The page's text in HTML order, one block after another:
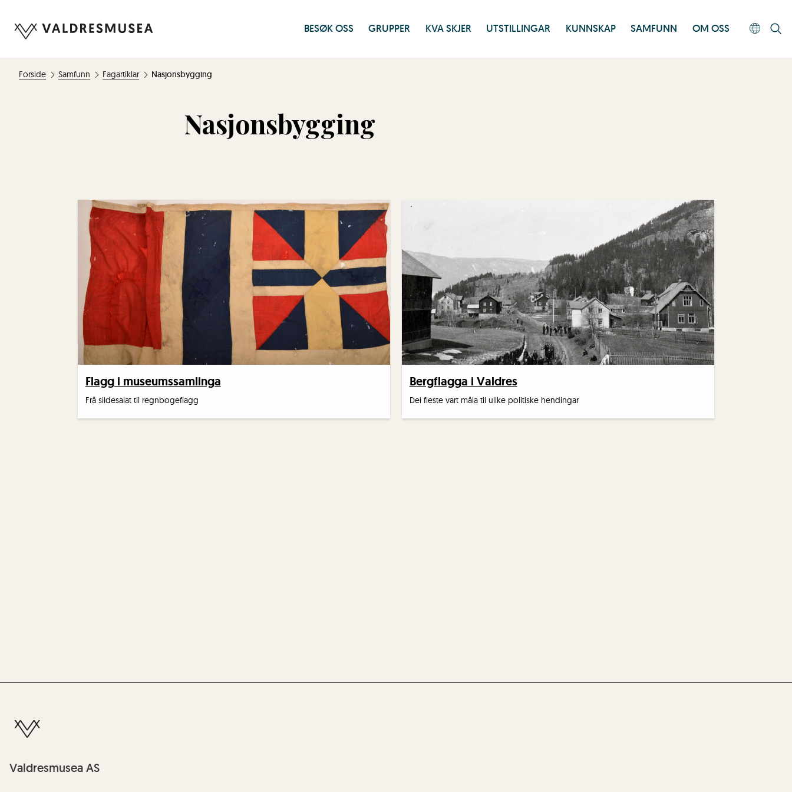
BESØK OSS GRUPPER KVA SKJER UTSTILLINGAR KUNNSKAP SAMFUNN OM OSS
Forside Samfunn Fagartiklar Nasjonsbygging
Nasjonsbygging
Flagg i museumssamlinga
Frå sildesalat til regnbogeflagg
Bergflagga i Valdres
Dei fleste vart måla til ulike politiske hendingar
Valdresmusea AS